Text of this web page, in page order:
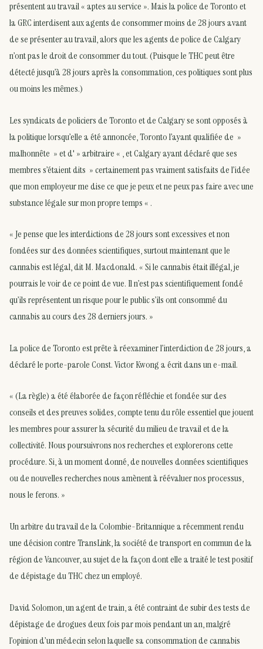
présentent au travail « aptes au service ». Mais la police de Toronto et
la GRC interdisent aux agents de consommer moins de 28 jours avant
de se présenter au travail, alors que les agents de police de Calgary
n’ont pas le droit de consommer du tout. (Puisque le THC peut être
détecté jusqu’à 28 jours après la consommation, ces politiques sont plus
ou moins les mêmes.)
Les syndicats de policiers de Toronto et de Calgary se sont opposés à
la politique lorsqu’elle a été annoncée, Toronto l’ayant qualifiée de »
malhonnête » et d' » arbitraire « , et Calgary ayant déclaré que ses
membres s’étaient dits » certainement pas vraiment satisfaits de l’idée
que mon employeur me dise ce que je peux et ne peux pas faire avec une
substance légale sur mon propre temps « .
« Je pense que les interdictions de 28 jours sont excessives et non
fondées sur des données scientifiques, surtout maintenant que le
cannabis est légal, dit M. Macdonald. « Si le cannabis était illégal, je
pourrais le voir de ce point de vue. Il n’est pas scientifiquement fondé
qu’ils représentent un risque pour le public s’ils ont consommé du
cannabis au cours des 28 derniers jours. »
La police de Toronto est prête à réexaminer l’interdiction de 28 jours, a
déclaré le porte-parole Const. Victor Kwong a écrit dans un e-mail.
« (La règle) a été élaborée de façon réfléchie et fondée sur des
conseils et des preuves solides, compte tenu du rôle essentiel que jouent
les membres pour assurer la sécurité du milieu de travail et de la
collectivité. Nous poursuivrons nos recherches et explorerons cette
procédure. Si, à un moment donné, de nouvelles données scientifiques
ou de nouvelles recherches nous amènent à réévaluer nos processus,
nous le ferons. »
Un arbitre du travail de la Colombie-Britannique a récemment rendu
une décision contre TransLink, la société de transport en commun de la
région de Vancouver, au sujet de la façon dont elle a traité le test positif
de dépistage du THC chez un employé.
David Solomon, un agent de train, a été contraint de subir des tests de
dépistage de drogues deux fois par mois pendant un an, malgré
l’opinion d’un médecin selon laquelle sa consommation de cannabis